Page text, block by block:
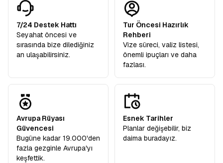
7/24 Destek Hattı
Seyahat öncesi ve
sırasında bize dilediğiniz
an ulaşabilirsiniz.
Tur Öncesi Hazırlık
Rehberi
Vize süreci, valiz listesi,
önemli ipuçları ve daha
fazlası.
Avrupa Rüyası
Güvencesi
Bugüne kadar 19.000'den
fazla gezginle Avrupa'yı
keşfettik.
Esnek Tarihler
Planlar değişebilir, biz
daima buradayız.